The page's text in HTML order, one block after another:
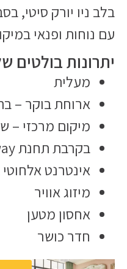
בלב ניו יורק סיטי,
עם נוחות ופנאי
יתרונות בולטים
מעלית
ארוחת בוקר –
מיקום מרכזי –
בקרבת תחנת Subway
אינטרנט
מיזוג אוויר
אחסון מטען
חדר כושר